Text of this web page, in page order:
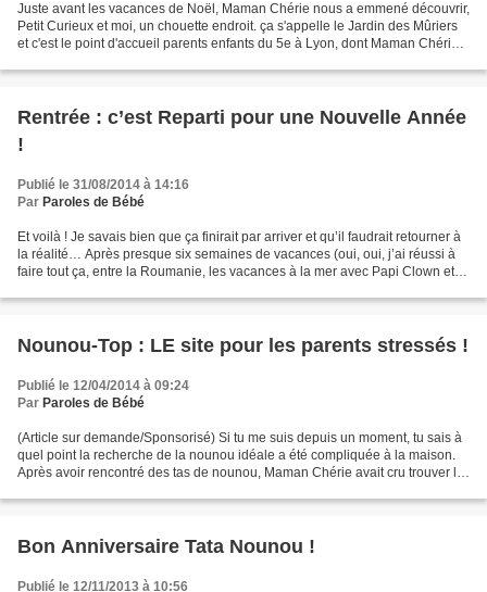
Juste avant les vacances de Noël, Maman Chérie nous a emmené découvrir,
Petit Curieux et moi, un chouette endroit. ça s'appelle le Jardin des Mûriers
et c'est le point d'accueil parents enfants du 5e à Lyon, dont Maman Chérie a
Rentrée : c’est Reparti pour une Nouvelle Année
!
Publié le 31/08/2014 à 14:16
Par Paroles de Bébé
Et voilà ! Je savais bien que ça finirait par arriver et qu’il faudrait retourner à
la réalité… Après presque six semaines de vacances (oui, oui, j’ai réussi à
faire tout ça, entre la Roumanie, les vacances à la mer avec Papi Clown et
Nounou-Top : LE site pour les parents stressés !
Publié le 12/04/2014 à 09:24
Par Paroles de Bébé
(Article sur demande/Sponsorisé) Si tu me suis depuis un moment, tu sais à
quel point la recherche de la nounou idéale a été compliquée à la maison.
Après avoir rencontré des tas de nounou, Maman Chérie avait cru trouver la
Bon Anniversaire Tata Nounou !
Publié le 12/11/2013 à 10:56